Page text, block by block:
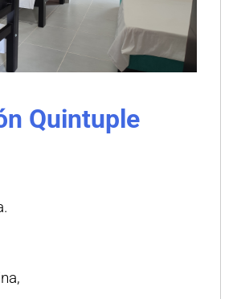
Quintuple